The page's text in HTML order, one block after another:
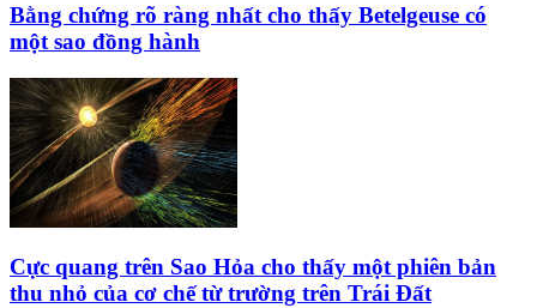
Bằng chứng rõ ràng nhất cho thấy Betelgeuse có
một sao đồng hành
Cực quang trên Sao Hỏa cho thấy một phiên bản
thu nhỏ của cơ chế từ trường trên Trái Đất